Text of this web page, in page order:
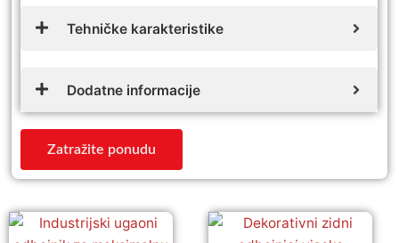
Tehničke karakteristike
Dodatne informacije
Zatražite ponudu